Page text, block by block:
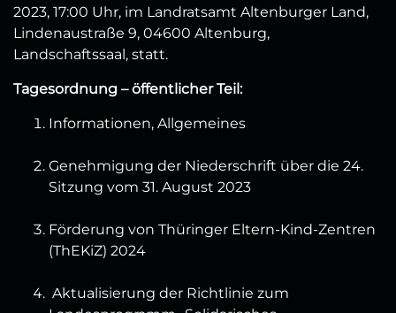
2023, 17:00 Uhr, im Landratsamt Altenburger Land,
Lindenaustraße 9, 04600 Altenburg,
Landschaftssaal, statt.
Tagesordnung – öffentlicher Teil:
Informationen, Allgemeines
Genehmigung der Niederschrift über die 24.
Sitzung vom 31. August 2023
Förderung von Thüringer Eltern-Kind-Zentren
(ThEKiZ) 2024
Aktualisierung der Richtlinie zum